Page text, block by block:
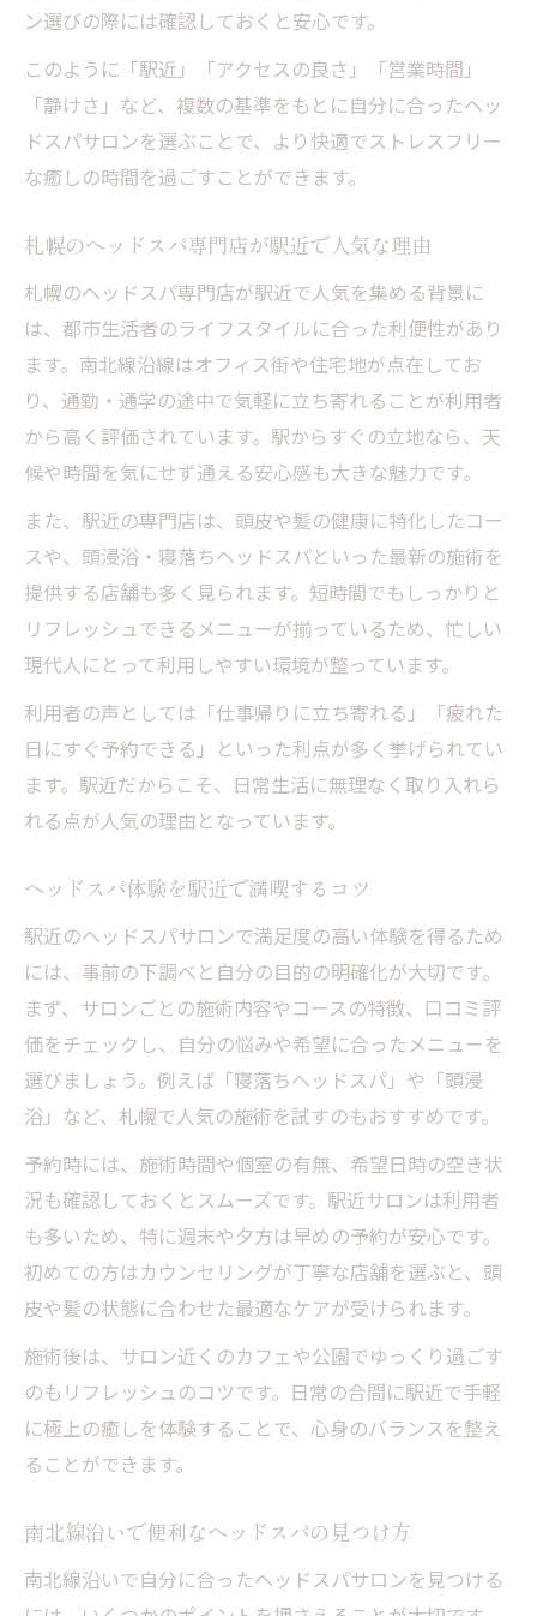
店
南北線沿いで癒しと便利さを両立するヘッ
ドスパ
寝落ちできるヘッドスパが人気の理由
寝落ちできるヘッドスパが支持される背景
口コミで話題の寝落ちヘッドスパ体験談
寝落ちできるヘッドスパのリフレッシュ効
果
ヘッドスパで寝落ちを体感するコツと工夫
頭浸浴など注目施術で頭皮ケアを深める
頭浸浴ヘッドスパで頭皮ケアを徹底強化
ヘッドスパで叶える頭皮と髪の本格ケア
札幌で話題の頭浸浴ヘッドスパの特徴
頭皮ケアと癒しを両立するヘッドスパ施術
札幌市南北線沿いで理想のヘッドスパ探し
南北線沿いで理想のヘッドスパを見つける
方法
ヘッドスパ選びで重視したいポイントまと
め
準
南北線沿線で通いやすいヘッドスパの探し
方
理想のヘッドスパ体験を叶えるための秘訣
ン選びの際には確認しておくと安心です。
このように「駅近」「アクセスの良さ」「営業時間」
「静けさ」など、複数の基準をもとに自分に合ったヘッ
ドスパサロンを選ぶことで、より快適でストレスフリー
な癒しの時間を過ごすことができます。
札幌のヘッドスパ専門店が駅近で人気な理由
札幌のヘッドスパ専門店が駅近で人気を集める背景に
は、都市生活者のライフスタイルに合った利便性があり
ます。南北線沿線はオフィス街や住宅地が点在してお
り、通勤・通学の途中で気軽に立ち寄れることが利用者
から高く評価されています。駅からすぐの立地なら、天
候や時間を気にせず通える安心感も大きな魅力です。
また、駅近の専門店は、頭皮や髪の健康に特化したコー
スや、頭浸浴・寝落ちヘッドスパといった最新の施術を
提供する店舗も多く見られます。短時間でもしっかりと
リフレッシュできるメニューが揃っているため、忙しい
現代人にとって利用しやすい環境が整っています。
利用者の声としては「仕事帰りに立ち寄れる」「疲れた
日にすぐ予約できる」といった利点が多く挙げられてい
ます。駅近だからこそ、日常生活に無理なく取り入れら
れる点が人気の理由となっています。
ヘッドスパ体験を駅近で満喫するコツ
駅近のヘッドスパサロンで満足度の高い体験を得るため
には、事前の下調べと自分の目的の明確化が大切です。
まず、サロンごとの施術内容やコースの特徴、口コミ評
価をチェックし、自分の悩みや希望に合ったメニューを
選びましょう。例えば「寝落ちヘッドスパ」や「頭浸
浴」など、札幌で人気の施術を試すのもおすすめです。
予約時には、施術時間や個室の有無、希望日時の空き状
況も確認しておくとスムーズです。駅近サロンは利用者
も多いため、特に週末や夕方は早めの予約が安心です。
初めての方はカウンセリングが丁寧な店舗を選ぶと、頭
皮や髪の状態に合わせた最適なケアが受けられます。
施術後は、サロン近くのカフェや公園でゆっくり過ごす
のもリフレッシュのコツです。日常の合間に駅近で手軽
に極上の癒しを体験することで、心身のバランスを整え
ることができます。
南北線沿いで便利なヘッドスパの見つけ方
南北線沿いで自分に合ったヘッドスパサロンを見つける